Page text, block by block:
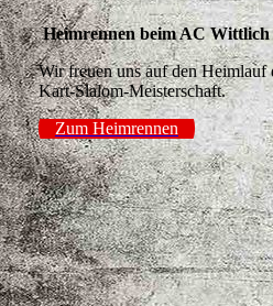
Heimrennen beim AC Wittlich
Wir freuen uns auf den
Kart-Slalom-Meisterschaft.
Zum Heimrennen